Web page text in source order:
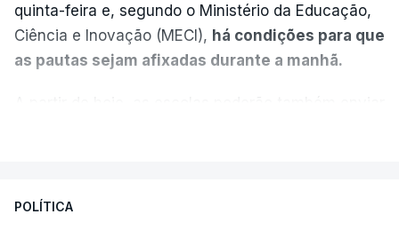
quinta-feira e, segundo o Ministério da Educação,
Ciência e Inovação (MECI), há condições para que
as pautas sejam afixadas durante a manhã.
POLÍTICA